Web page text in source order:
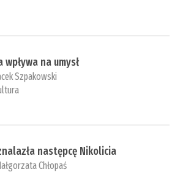
wpływa na umysł
Szpakowski
następcę Nikolicia
Chłopaś